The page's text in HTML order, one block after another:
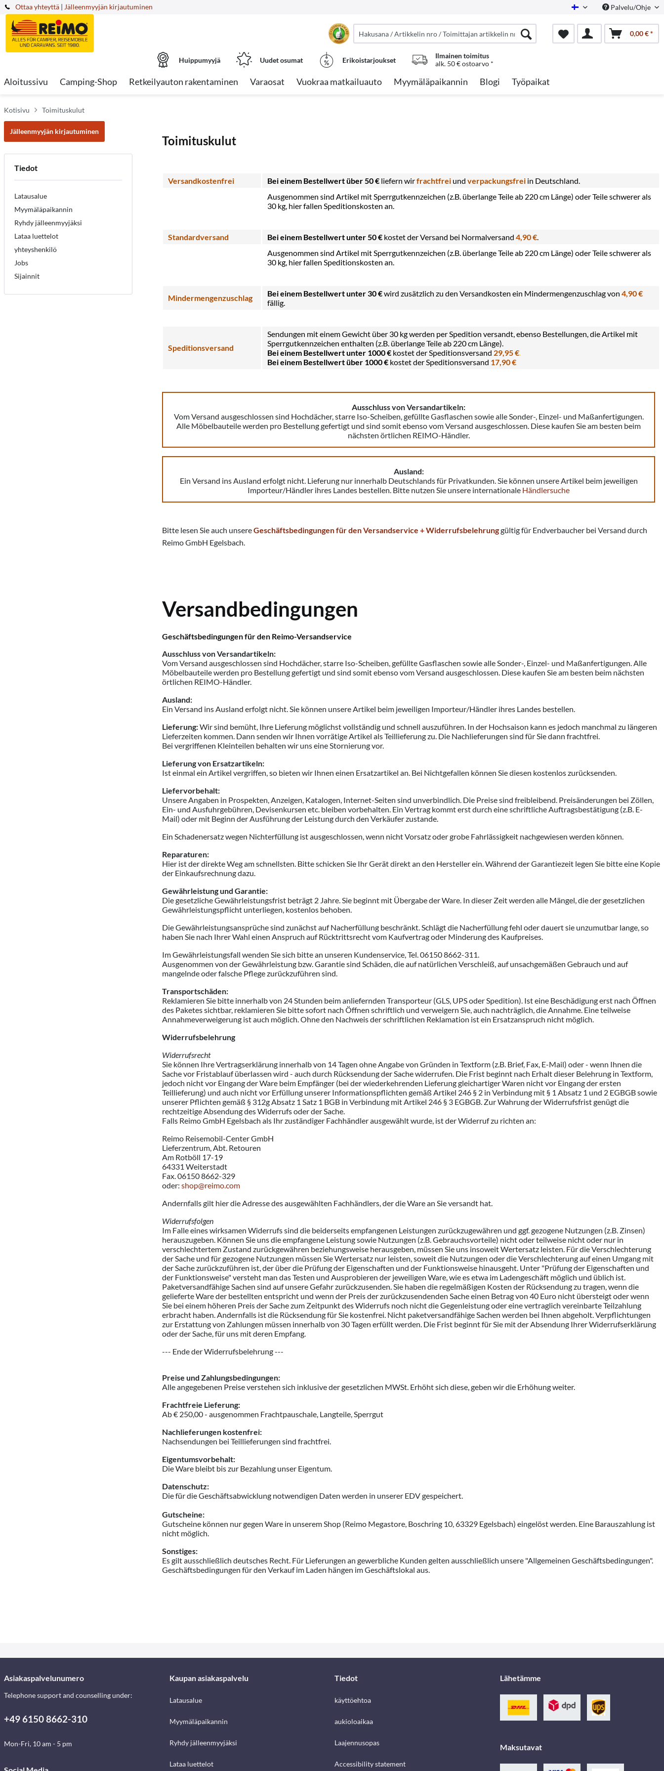
Ottaa yhteyttä Finnish Palvelu/Ohje
| Jälleenmyyjän kirjautuminen
0,00 € *
Huippumyyjä Uudet osumat Erikoistarjoukset
Ilmainen toimitus
alk. 50 € ostoarvo *
Aloitussivu Camping-Shop Retkeilyauton rakentaminen Varaosat Vuokraa matkailuauto Myymäläpaikannin Blogi Työpaikat
Kotisivu Toimituskulut
Jälleenmyyjän kirjautuminen
Tiedot
Latausalue
Myymäläpaikannin
Ryhdy jälleenmyyjäksi
Lataa luettelot
yhteyshenkilö
Jobs
Sijainnit
Toimituskulut
Versandkostenfrei Bei einem Bestellwert über 50 € liefern wirfrachtfrei und verpackungsfrei in Deutschland.
Ausgenommen sind Artikel mit Sperrgutkennzeichen (z.B. überlange Teile ab 220 cm Länge) oder Teile schwerer als
30 kg, hier fallen Speditionskosten an.
Standardversand Bei einem Bestellwert unter 50 € kostet der Versand bei Normalversand 4,90 €.
Ausgenommen sind Artikel mit Sperrgutkennzeichen (z.B. überlange Teile ab 220 cm Länge) oder Teile schwerer als
30 kg, hier fallen Speditionskosten an.
Mindermengenzuschlag Bei einem Bestellwert unter 30€wird zusätzlich zu den Versandkosten ein Mindermengenzuschlag von 4,90 €
fällig.
Speditionsversand
Sendungen mit einem Gewicht über 30 kg werden per Spedition versandt, ebenso Bestellungen, die Artikel mit
Sperrgutkennzeichen enthalten (z.B. überlange Teile ab 220 cm Länge).
Bei einem Bestellwert unter 1000 € kostet der Speditionsversand 29,95 €.
Bei einem Bestellwert über 1000 € kostet der Speditionsversand 17,90 €
Ausschluss von Versandartikeln:
Vom Versand ausgeschlossen sind Hochdächer, starre Iso-Scheiben, gefüllte Gasflaschen sowie alle Sonder-, Einzel- und Maßanfertigungen.
Alle Möbelbauteile werden pro Bestellung gefertigt und sind somit ebenso vom Versand ausgeschlossen. Diese kaufen Sie am besten beim
nächsten örtlichen REIMO-Händler.
Ausland:
Ein Versand ins Ausland erfolgt nicht. Lieferung nur innerhalb Deutschlands für Privatkunden. Sie können unsere Artikel beim jeweiligen
Importeur/Händler ihres Landes bestellen. Bitte nutzen Sie unsere internationale Händlersuche
Bitte lesen Sie auch unsereGeschäftsbedingungen für den Versandservice + Widerrufsbelehrunggültig für Endverbaucher bei Versand durch
Reimo GmbH Egelsbach.
Versandbedingungen
Geschäftsbedingungen für den Reimo-Versandservice
Ausschluss von Versandartikeln:
Vom Versand ausgeschlossen sind Hochdächer, starre Iso-Scheiben, gefüllte Gasflaschen sowie alle Sonder-, Einzel- und Maßanfertigungen. Alle
Möbelbauteile werden pro Bestellung gefertigt und sind somit ebenso vom Versand ausgeschlossen. Diese kaufen Sie am besten beim nächsten
örtlichen REIMO-Händler.
Ausland:
Ein Versand ins Ausland erfolgt nicht. Sie können unsere Artikel beim jeweiligen Importeur/Händler ihres Landes bestellen.
Lieferung:Wir sind bemüht, Ihre Lieferung möglichst vollständig und schnell auszuführen. In der Hochsaison kann es jedoch manchmal zu längeren
Lieferzeiten kommen. Dann senden wir Ihnen vorrätige Artikel als Teillieferung zu. Die Nachlieferungen sind für Sie dann frachtfrei.
Bei vergriffenen Kleinteilen behalten wir uns eine Stornierung vor.
Lieferung von Ersatzartikeln:
Ist einmal ein Artikel vergriffen, so bieten wir Ihnen einen Ersatzartikel an. Bei Nichtgefallen können Sie diesen kostenlos zurücksenden.
Liefervorbehalt:
Unsere Angaben in Prospekten, Anzeigen, Katalogen, Internet-Seiten sind unverbindlich. Die Preise sind freibleibend. Preisänderungen bei Zöllen,
Ein- und Ausfuhrgebühren, Devisenkursen etc. bleiben vorbehalten. Ein Vertrag kommt erst durch eine schriftliche Auftragsbestätigung (z.B. E-
Mail) oder mit Beginn der Ausführung der Leistung durch den Verkäufer zustande.
Ein Schadenersatz wegen Nichterfüllung ist ausgeschlossen, wenn nicht Vorsatz oder grobe Fahrlässigkeit nachgewiesen werden können.
Reparaturen:
Hier ist der direkte Weg am schnellsten. Bitte schicken Sie Ihr Gerät direkt an den Hersteller ein. Während der Garantiezeit legen Sie bitte eine Kopie
der Einkaufsrechnung dazu.
Gewährleistung und Garantie:
Die gesetzliche Gewährleistungsfrist beträgt 2 Jahre. Sie beginnt mit Übergabe der Ware. In dieser Zeit werden alle Mängel, die der gesetzlichen
Gewährleistungspflicht unterliegen, kostenlos behoben.
Die Gewährleistungsansprüche sind zunächst auf Nacherfüllung beschränkt. Schlägt die Nacherfüllung fehl oder dauert sie unzumutbar lange, so
haben Sie nach Ihrer Wahl einen Anspruch auf Rücktrittsrecht vom Kaufvertrag oder Minderung des Kaufpreises.
Im Gewährleistungsfall wenden Sie sich bitte an unseren Kundenservice, Tel. 06150 8662-311.
Ausgenommen von der Gewährleistung bzw. Garantie sind Schäden, die auf natürlichen Verschleiß, auf unsachgemäßen Gebrauch und auf
mangelnde oder falsche Pflege zurückzuführen sind.
Transportschäden:
Reklamieren Sie bitte innerhalb von 24 Stunden beim anliefernden Transporteur (GLS, UPS oder Spedition). Ist eine Beschädigung erst nach Öffnen
des Paketes sichtbar, reklamieren Sie bitte sofort nach Öffnen schriftlich und verweigern Sie, auch nachträglich, die Annahme. Eine teilweise
Annahmeverweigerung ist auch möglich. Ohne den Nachweis der schriftlichen Reklamation ist ein Ersatzanspruch nicht möglich.
Widerrufsbelehrung
Widerrufsrecht
Sie können Ihre Vertragserklärung innerhalb von 14 Tagen ohne Angabe von Gründen in Textform (z.B. Brief, Fax, E-Mail) oder - wenn Ihnen die
Sache vor Fristablauf überlassen wird - auch durch Rücksendung der Sache widerrufen. Die Frist beginnt nach Erhalt dieser Belehrung in Textform,
jedoch nicht vor Eingang der Ware beim Empfänger (bei der wiederkehrenden Lieferung gleichartiger Waren nicht vor Eingang der ersten
Teillieferung) und auch nicht vor Erfüllung unserer Informationspflichten gemäß Artikel 246 § 2 in Verbindung mit § 1 Absatz 1 und 2 EGBGB sowie
unserer Pflichten gemäß § 312g Absatz 1 Satz 1 BGB in Verbindung mit Artikel 246 § 3 EGBGB. Zur Wahrung der Widerrufsfrist genügt die
rechtzeitige Absendung des Widerrufs oder der Sache.
Falls Reimo GmbH Egelsbach als Ihr zuständiger Fachhändler ausgewählt wurde, ist der Widerruf zu richten an:
Reimo Reisemobil-Center GmbH
Lieferzentrum, Abt. Retouren
Am Rotböll 17-19
64331 Weiterstadt
Fax. 06150 8662-329
oder: shop@reimo.com
Andernfalls gilt hier die Adresse des ausgewählten Fachhändlers, der die Ware an Sie versandt hat.
Widerrufsfolgen
Im Falle eines wirksamen Widerrufs sind die beiderseits empfangenen Leistungen zurückzugewähren und ggf. gezogene Nutzungen (z.B. Zinsen)
herauszugeben. Können Sie uns die empfangene Leistung sowie Nutzungen (z.B. Gebrauchsvorteile) nicht oder teilweise nicht oder nur in
verschlechtertem Zustand zurückgewähren beziehungsweise herausgeben, müssen Sie uns insoweit Wertersatz leisten. Für die Verschlechterung
der Sache und für gezogene Nutzungen müssen Sie Wertersatz nur leisten, soweit die Nutzungen oder die Verschlechterung auf einen Umgang mit
der Sache zurückzuführen ist, der über die Prüfung der Eigenschaften und der Funktionsweise hinausgeht. Unter "Prüfung der Eigenschaften und
der Funktionsweise" versteht man das Testen und Ausprobieren der jeweiligen Ware, wie es etwa im Ladengeschäft möglich und üblich ist.
Paketversandfähige Sachen sind auf unsere Gefahr zurückzusenden. Sie haben die regelmäßigen Kosten der Rücksendung zu tragen, wenn die
gelieferte Ware der bestellten entspricht und wenn der Preis der zurückzusendenden Sache einen Betrag von 40 Euro nicht übersteigt oder wenn
Sie bei einem höheren Preis der Sache zum Zeitpunkt des Widerrufs noch nicht die Gegenleistung oder eine vertraglich vereinbarte Teilzahlung
erbracht haben. Andernfalls ist die Rücksendung für Sie kostenfrei. Nicht paketversandfähige Sachen werden bei Ihnen abgeholt. Verpflichtungen
zur Erstattung von Zahlungen müssen innerhalb von 30 Tagen erfüllt werden. Die Frist beginnt für Sie mit der Absendung Ihrer Widerrufserklärung
oder der Sache, für uns mit deren Empfang.
--- Ende der Widerrufsbelehrung ---
Preise und Zahlungsbedingungen:
Alle angegebenen Preise verstehen sich inklusive der gesetzlichen MWSt. Erhöht sich diese, geben wir die Erhöhung weiter.
Frachtfreie Lieferung:
Ab € 250,00 - ausgenommen Frachtpauschale, Langteile, Sperrgut
Nachlieferungen kostenfrei:
Nachsendungen bei Teillieferungen sind frachtfrei.
Eigentumsvorbehalt:
Die Ware bleibt bis zur Bezahlung unser Eigentum.
Datenschutz:
Die für die Geschäftsabwicklung notwendigen Daten werden in unserer EDV gespeichert.
Gutscheine:
Gutscheine können nur gegen Ware in unserem Shop (Reimo Megastore, Boschring 10, 63329 Egelsbach) eingelöst werden. Eine Barauszahlung ist
nicht möglich.
Sonstiges:
Es gilt ausschließlich deutsches Recht. Für Lieferungen an gewerbliche Kunden gelten ausschließlich unsere "Allgemeinen Geschäftsbedingungen".
Geschäftsbedingungen für den Verkauf im Laden hängen im Geschäftslokal aus.
Asiakaspalvelunumero
Telephone support and counselling under:
+49 6150 8662-310
Mon-Fri, 10 am - 5 pm
Kaupan asiakaspalvelu
Latausalue
Myymäläpaikannin
Ryhdy jälleenmyyjäksi
Lataa luettelot
Tiedot
käyttöehtoa
aukioloaikaa
Laajennusopas
Accessibility statement
Lähetämme
Maksutavat